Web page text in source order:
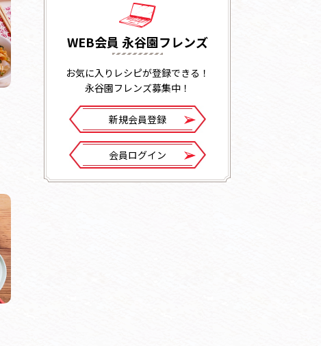
WEB会員 永谷園フレンズ
お気に入りレシピが登録できる！
永谷園フレンズ募集中！
新規会員登録
会員ログイン